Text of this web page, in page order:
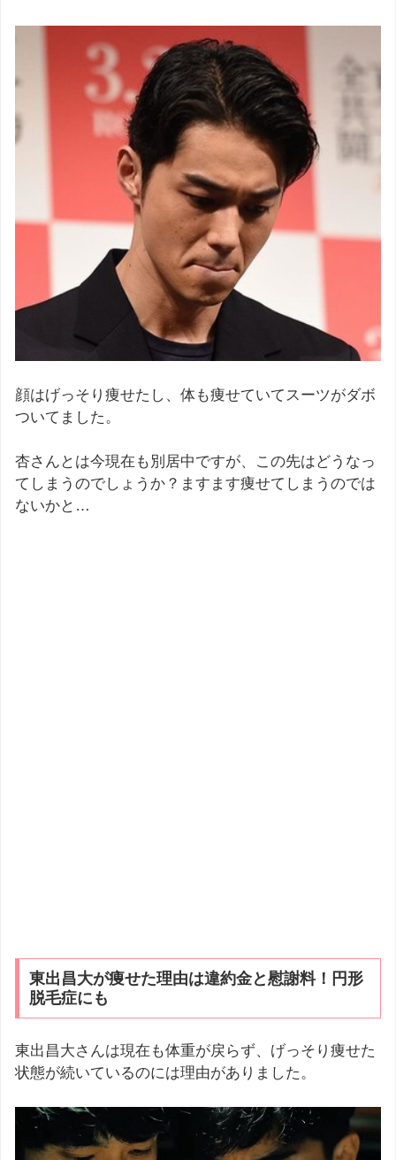
顔はげっそり痩せたし、体も痩せていてスーツがダボ
ついてました。
杏さんとは今現在も別居中ですが、この先はどうなっ
てしまうのでしょうか？ますます痩せてしまうのでは
ないかと…
東出昌大が痩せた理由は違約金と慰謝料！円形
脱毛症にも
東出昌大さんは現在も体重が戻らず、げっそり痩せた
状態が続いているのには理由がありました。